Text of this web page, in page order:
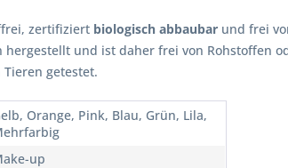
zertifiziert biologisch abbaubar und frei
und ist daher frei von Rohstoffen
getestet.
Orange, Pink, Blau, Grün, Lila,
up